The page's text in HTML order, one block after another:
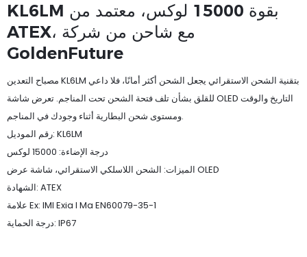
KL6LM بقوة 15000 لوكس، معتمد من
ATEX، مع شاحن من شركة
GoldenFuture
مصباح التعدين KL6LM بتقنية الشحن الاستقرائي يجعل الشحن أكثر أمانًا، فلا داعي
للقلق بشأن تلف فتحة الشحن تحت المناجم. تعرض شاشة OLED التاريخ والوقت
ومستوى شحن البطارية أثناء وجودك في المناجم.
رقم الموديل: KL6LM
درجة الإضاءة: 15000 لوكس
الميزات: الشحن اللاسلكي الاستقرائي، شاشة عرض OLED
الشهادة: ATEX
علامة Ex: IMI Exia I Ma EN60079-35-1
درجة الحماية: IP67